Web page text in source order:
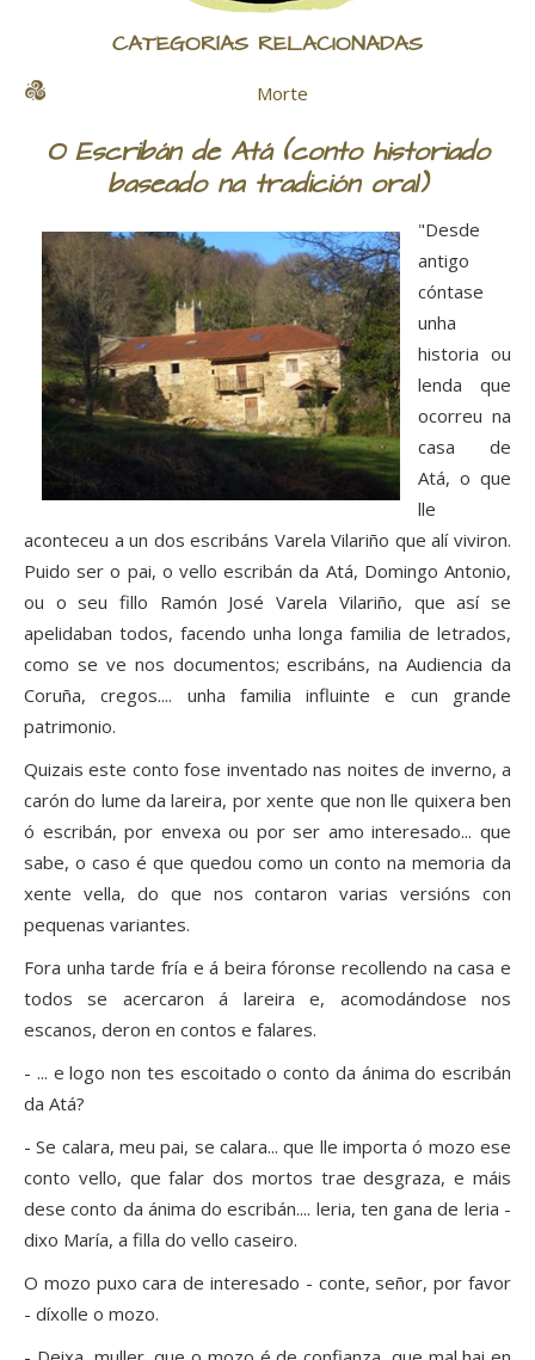
CATEGORÍAS RELACIONADAS
Morte
O Escribán de Atá (conto historiado
baseado na tradición oral)
"Desde
antigo
cóntase
unha
historia ou
lenda que
ocorreu na
casa de
Atá, o que
lle
aconteceu a un dos escribáns Varela Vilariño que alí viviron.
Puido ser o pai, o vello escribán da Atá, Domingo Antonio,
ou o seu fillo Ramón José Varela Vilariño, que así se
apelidaban todos, facendo unha longa familia de letrados,
como se ve nos documentos; escribáns, na Audiencia da
Coruña, cregos.... unha familia influinte e cun grande
patrimonio.
Quizais este conto fose inventado nas noites de inverno, a
carón do lume da lareira, por xente que non lle quixera ben
ó escribán, por envexa ou por ser amo interesado... que
sabe, o caso é que quedou como un conto na memoria da
xente vella, do que nos contaron varias versións con
pequenas variantes.
Fora unha tarde fría e á beira fóronse recollendo na casa e
todos se acercaron á lareira e, acomodándose nos
escanos, deron en contos e falares.
- ... e logo non tes escoitado o conto da ánima do escribán
da Atá?
- Se calara, meu pai, se calara... que lle importa ó mozo ese
conto vello, que falar dos mortos trae desgraza, e máis
dese conto da ánima do escribán.... leria, ten gana de leria -
dixo María, a filla do vello caseiro.
O mozo puxo cara de interesado - conte, señor, por favor
- díxolle o mozo.